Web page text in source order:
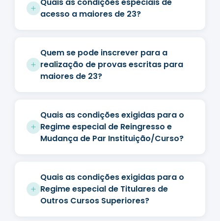
acesso a maiores de 23?
Quem se pode inscrever para a
realização de provas escritas para
maiores de 23?
Quais as condições exigidas para o
Regime especial de Reingresso e
Mudança de Par Instituição/Curso?
Quais as condições exigidas para o
Regime especial de Titulares de
Outros Cursos Superiores?